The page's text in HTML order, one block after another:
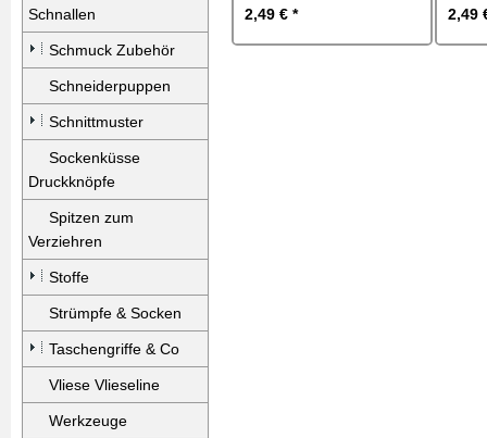
Schnallen
Schmuck Zubehör
Schneiderpuppen
Schnittmuster
Sockenküsse
Druckknöpfe
Spitzen zum
Verziehren
Stoffe
Strümpfe & Socken
Taschengriffe & Co
Vliese Vlieseline
Werkzeuge
2,49 € * 2,49